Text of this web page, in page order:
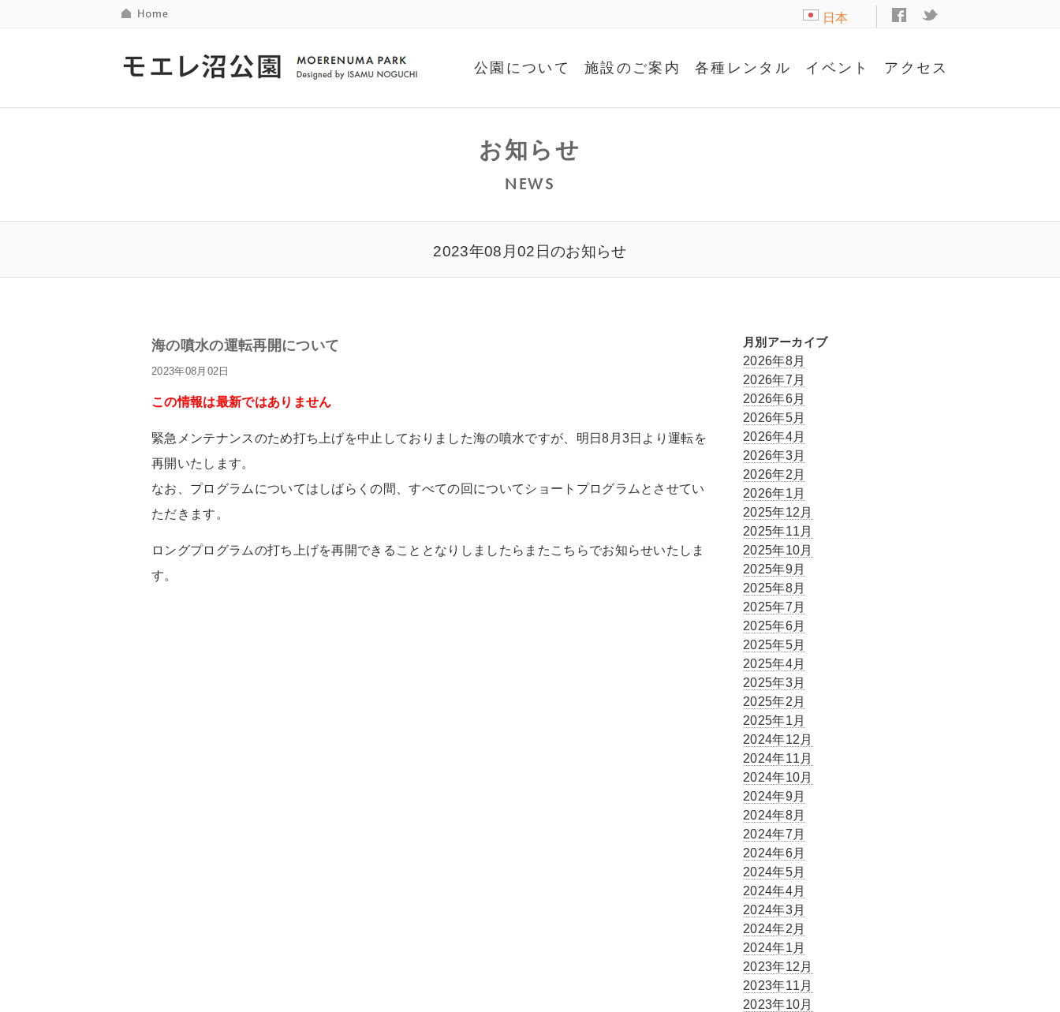
日本
公園について 施設のご案内 各種レンタル イベント アクセス
お知らせ
NEWS
2023年08月02日のお知らせ
海の噴水の運転再開について
2023年08月02日
この情報は最新ではありません
緊急メンテナンスのため打ち上げを中止しておりました海の噴水ですが、明日8月3日より運転を
再開いたします。
なお、プログラムについてはしばらくの間、すべての回についてショートプログラムとさせてい
ただきます。
ロングプログラムの打ち上げを再開できることとなりしましたらまたこちらでお知らせいたしま
す。
月別アーカイブ
2026年8月
2026年7月
2026年6月
2026年5月
2026年4月
2026年3月
2026年2月
2026年1月
2025年12月
2025年11月
2025年10月
2025年9月
2025年8月
2025年7月
2025年6月
2025年5月
2025年4月
2025年3月
2025年2月
2025年1月
2024年12月
2024年11月
2024年10月
2024年9月
2024年8月
2024年7月
2024年6月
2024年5月
2024年4月
2024年3月
2024年2月
2024年1月
2023年12月
2023年11月
2023年10月